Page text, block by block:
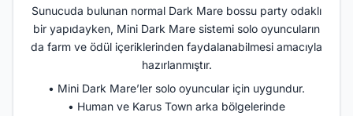
Sunucuda bulunan normal Dark Mare bossu party odaklı
bir yapıdayken, Mini Dark Mare sistemi solo oyuncuların
da farm ve ödül içeriklerinden faydalanabilmesi amacıyla
hazırlanmıştır.
• Mini Dark Mare’ler solo oyuncular için uygundur.
• Human ve Karus Town arka bölgelerinde